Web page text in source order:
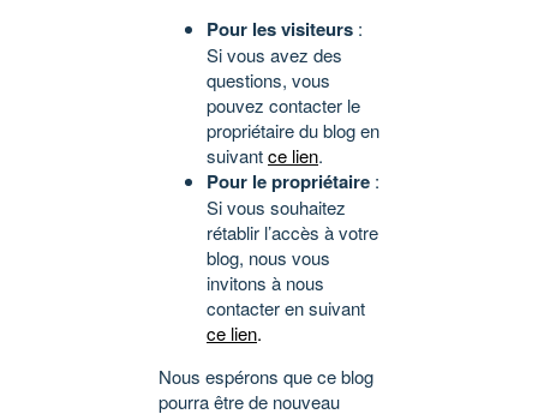
Pour les visiteurs :
Si vous avez des
questions, vous
pouvez contacter le
propriétaire du blog en
suivantce lien.
Pour le propriétaire :
Si vous souhaitez
rétablir l’accès à votre
blog, nous vous
invitons à nous
contacter en suivant
ce lien.
Nous espérons que ce blog
pourra être de nouveau